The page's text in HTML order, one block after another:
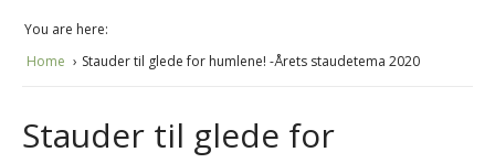
You are here:
Home
Stauder til glede for humlene! -Årets staudetema 2020
Stauder til glede for